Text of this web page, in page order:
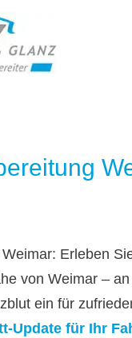
Erleben
von Weimar –
ein für
Update für Ihr